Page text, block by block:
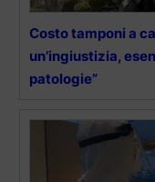
Costo tamponi a
un’ingiustizia,
patologie”